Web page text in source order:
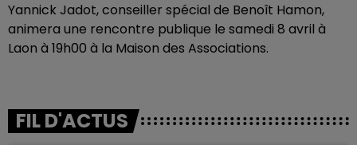
Yannick Jadot, conseiller spécial de Benoît Hamon,
animera une rencontre publique le samedi 8 avril à
Laon à 19h00 à la Maison des Associations.
FIL D'ACTUS